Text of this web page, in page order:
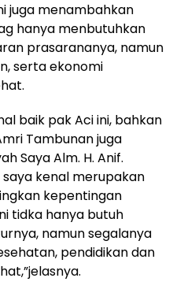
juga menambahkan
hanya menbutuhkan
prasarananya, namun
serta ekonomi
baik pak Aci ini, bahkan
Tambunan juga
Saya Alm. H. Anif.
kenal merupakan
kepentingan
tidka hanya butuh
namun segalanya
pendidikan dan